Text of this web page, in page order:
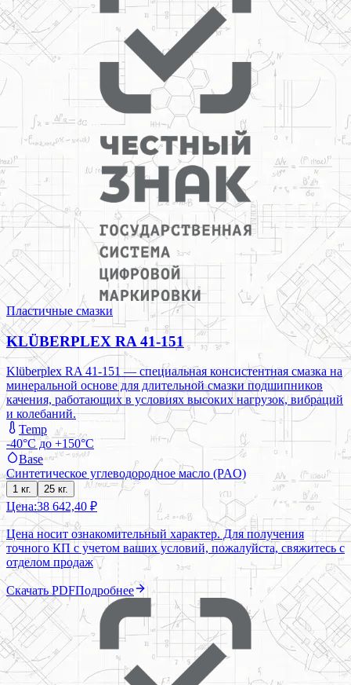
Пластичные смазки
KLÜBERPLEX RA 41-151
Klüberplex RA 41-151 — специальная консистентная смазка на
минеральной основе для длительной смазки подшипников
качения, работающих в условиях высоких нагрузок, вибраций
и колебаний.
Temp
-40°C до +150°C
Base
Синтетическое углеводородное масло (PAO)
1 кг. 25 кг.
Цена:38 642,40 ₽
Цена носит ознакомительный характер. Для получения
точного КП с учетом ваших условий, пожалуйста, свяжитесь с
отделом продаж
Скачать PDFПодробнее